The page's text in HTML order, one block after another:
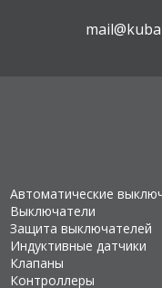
Автоматические
Выключатели
Защита выключателей
Индуктивные датчики
Клапаны
Контроллеры